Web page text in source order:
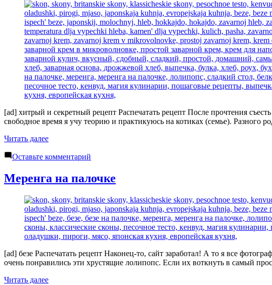
швейцарской
меренге
[ad] хитрый и секретный рецепт Распечатать рецепт После прочтения
свободное время я учу теорию и практикуюсь на котиках (семье).
Читать далее«Заварной
за
минуты»
Оставьте комментарий
за
минуты
Меренга на палочке
[ad] безе Распечатать рецепт Наконец-то, сайт заработал! А то я все
очень понравились эти хрустящие лолипопс. Если их воткнуть в самый
Читать далее«Меренга